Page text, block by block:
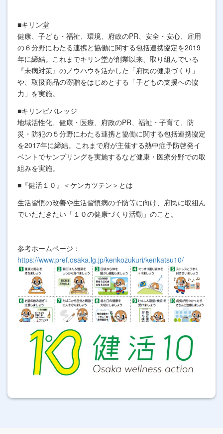
■キリン堂
健康、子ども・福祉、環境、府政のPR、安全・安心、雇用
の６分野にわたる連携と協働に関する包括連携協定を2019
年に締結。これまでキリン堂が創業以来、取り組んでいる
『未病対策』のノウハウを活かした「府民の健康づくり」
や、取扱商品の寄贈をはじめとする「子どもの支援への協
力」を実施。
■キリンビバレッジ
地域活性化、健康・医療、府政のPR 、福祉・子育て、防
災・防犯の５分野にわたる連携と協働に関する包括連携協定
を2017年に締結。これまで府が主催する熱中症予防啓発イ
ベントでサンプリングを実施するなど健康・医療分野での取
組みを実施。
■『健活１０』＜ケンカツテン＞とは
生活習慣の改善や生活習慣病の予防等に向け、府民に取組ん
でいただきたい「１０の健康づくり活動」のこと。
参考ホームページ：
https://www.pref.osaka.lg.jp/kenkozukuri/kenkatsu10/